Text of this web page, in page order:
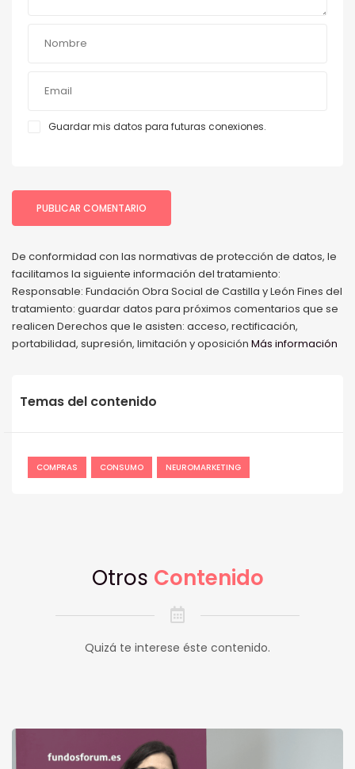
Guardar mis datos para futuras conexiones.
De conformidad con las normativas de protección de datos, le
facilitamos la siguiente información del tratamiento:
Responsable: Fundación Obra Social de Castilla y León Fines del
tratamiento: guardar datos para próximos comentarios que se
realicen Derechos que le asisten: acceso, rectificación,
portabilidad, supresión, limitación y oposición Más información
Temas del contenido
COMPRAS CONSUMO NEUROMARKETING
Otros Contenido
Quizá te interese éste contenido.